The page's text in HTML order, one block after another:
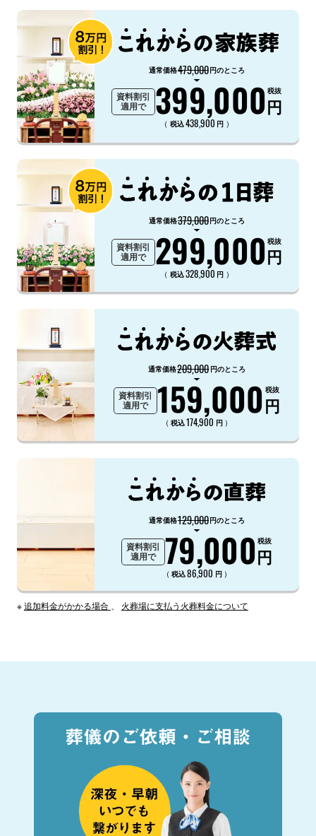
通常価格479,000円のところ
資料割引
適用で
399,000円
税抜
（ 税込438,900 円 ）
通常価格379,000円のところ
資料割引
適用で
299,000円
税抜
（ 税込328,900 円 ）
通常価格209,000円のところ
資料割引
適用で
159,000円
税抜
（ 税込174,900 円 ）
通常価格129,000円のところ
資料割引
適用で
79,000円
税抜
（ 税込86,900 円 ）
※追加料金がかかる場合 火葬場に支払う火葬料金について